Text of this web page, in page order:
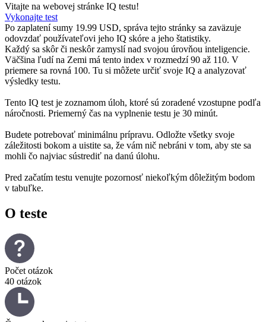
Vitajte na webovej stránke IQ testu!
Vykonajte test
Po zaplatení sumy 19.99 USD, správa tejto stránky sa zaväzuje
odovzdať používateľovi jeho IQ skóre a jeho štatistiky.
Každý sa skôr či neskôr zamyslí nad svojou úrovňou inteligencie.
Väčšina ľudí na Zemi má tento index v rozmedzí 90 až 110. V
priemere sa rovná 100. Tu si môžete určiť svoje IQ a analyzovať
výsledky testu.
Tento IQ test je zoznamom úloh, ktoré sú zoradené vzostupne podľa
náročnosti. Priemerný čas na vyplnenie testu je 30 minút.
Budete potrebovať minimálnu prípravu. Odložte všetky svoje
záležitosti bokom a uistite sa, že vám nič nebráni v tom, aby ste sa
mohli čo najviac sústrediť na danú úlohu.
Pred začatím testu venujte pozornosť niekoľkým dôležitým bodom
v tabuľke.
O teste
Počet otázok
40 otázok